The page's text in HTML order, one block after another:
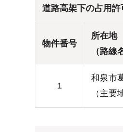
道路高架下の占用許
物件番号
所在地
（路線
1
和泉市
（主要